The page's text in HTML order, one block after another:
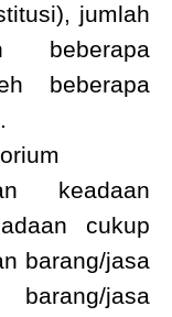
jumlah
beberapa
beberapa
keadaan
cukup
barang/jasa
barang/jasa